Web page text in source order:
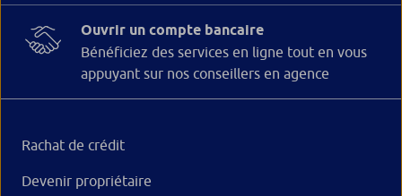
Ouvrir un compte bancaire
Bénéficiez des services en ligne tout en vous
appuyant sur nos conseillers en agence
Rachat de crédit
Devenir propriétaire